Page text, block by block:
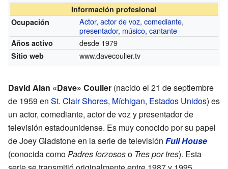
Información profesional
Ocupación
Actor,actor de voz,comediante,
presentador, músico,cantante
Años activo desde 1979
Sitio web www.davecoulier.tv
David Alan «Dave» Coulier (nacido el 21 de septiembre
de 1959 en St. Clair Shores, Míchigan, Estados Unidos) es
un actor, comediante, actor de voz y presentador de
televisión estadounidense. Es muy conocido por su papel
de Joey Gladstone en la serie de televisión Full House
(conocida comoPadres forzososo Tres por tres). Esta